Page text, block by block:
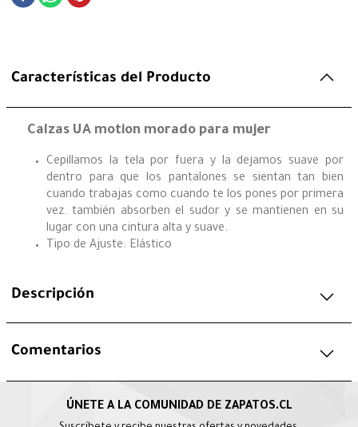
Características del Producto
Calzas UA motion morado para mujer
Cepillamos la tela por fuera y la dejamos suave por
dentro para que los pantalones se sientan tan bien
cuando trabajas como cuando te los pones por primera
vez. también absorben el sudor y se mantienen en su
lugar con una cintura alta y suave.
Tipo de Ajuste: Elástico
Descripción
Comentarios